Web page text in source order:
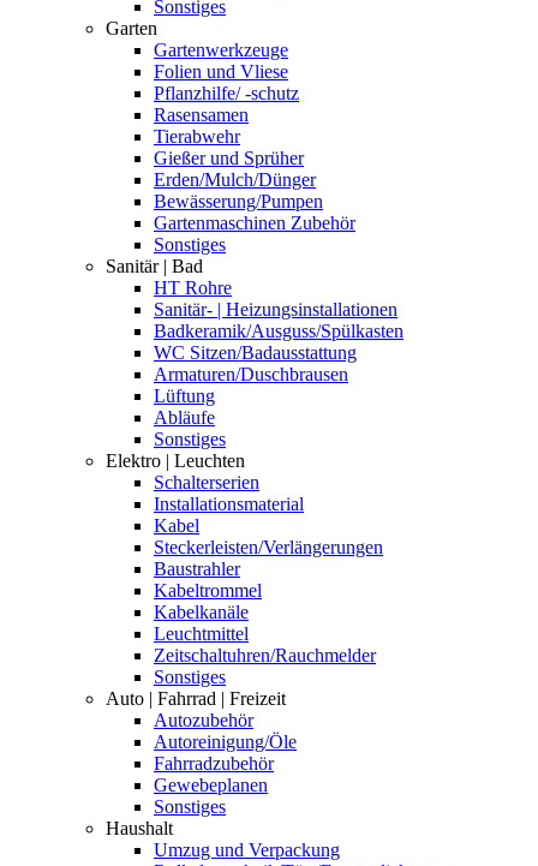
Sonstiges
Garten
Gartenwerkzeuge
Folien und Vliese
Pflanzhilfe/ -schutz
Rasensamen
Tierabwehr
Gießer und Sprüher
Erden/Mulch/Dünger
Bewässerung/Pumpen
Gartenmaschinen Zubehör
Sonstiges
Sanitär | Bad
HT Rohre
Sanitär- | Heizungsinstallationen
Badkeramik/Ausguss/Spülkasten
WC Sitzen/Badausstattung
Armaturen/Duschbrausen
Lüftung
Abläufe
Sonstiges
Elektro | Leuchten
Schalterserien
Installationsmaterial
Kabel
Steckerleisten/Verlängerungen
Baustrahler
Kabeltrommel
Kabelkanäle
Leuchtmittel
Zeitschaltuhren/Rauchmelder
Sonstiges
Auto | Fahrrad | Freizeit
Autozubehör
Autoreinigung/Öle
Fahrradzubehör
Gewebeplanen
Sonstiges
Haushalt
Umzug und Verpackung